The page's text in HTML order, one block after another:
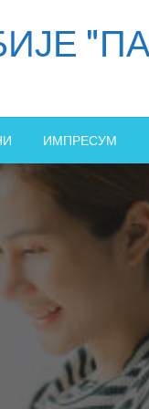
ИМПРЕСУМ